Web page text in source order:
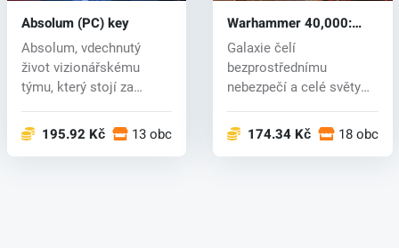
Absolum (PC) key
Absolum, vdechnutý
život vizionářskému
týmu, který stojí za
195.92 Kč 13 obchodech
Warhammer 40,000:
Space Marine 2 (PC) key
Galaxie čelí
bezprostřednímu
nebezpečí a celé světy
174.34 Kč 18